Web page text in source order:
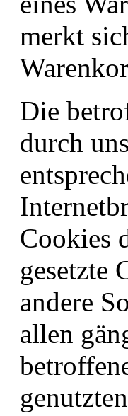
merkt
Die
durch
Cookies
gesetzte
andere
allen